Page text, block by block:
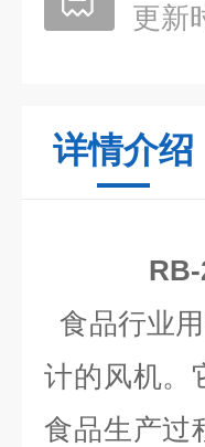
更新
详情介绍
食品行业
计的风机。
食品生产过